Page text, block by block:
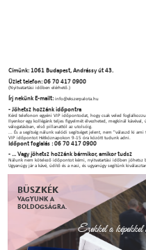
Címünk: 1061 Budapest, Andrássy út 43.
Üzlet telefon: 06 70 417 0900
(Nyitvatartási időben elérhető.)
Írj nekünk E-mailt:info@ekszerpalota.hu
- Jöhetsz hozzánk időpontra
Kérd telefonon egyéni VIP időpontodat, hogy csak veled
Ilyenkor egy kollégánk teljes figyelmét élvezheted, megkínál
válogatásban, első pillanattól az utolsóig.
... És a segítség nálunk valódi segítséget jelent, nem "válaszd ki ami
VIP időpontot Hétköznapokon 9-15 óra között tudunk adni.
Időpont foglalás : 06 70 417 0900
- ... Vagy jöhetsz hozzánk bármikor, amikor tudsz
Nálunk nem kötelező időpontot kérni, nyitvatartási időben jöhetsz
Ugyanúgy jár a kávé, üdítő és a nasi, és ugyanúgy segítünk
BÜSZKÉK
VAGYUNK A
BOLDOGSÁGRA.
Ezekkel a képekkel